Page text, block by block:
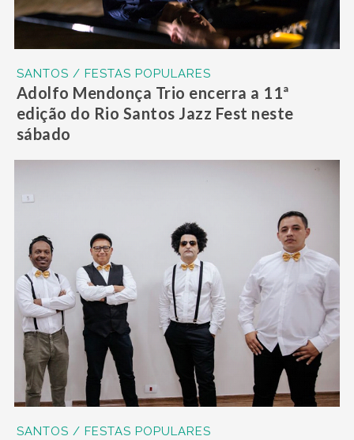
SANTOS / FESTAS POPULARES
Adolfo Mendonça Trio encerra a 11ª
edição do Rio Santos Jazz Fest neste
sábado
SANTOS / FESTAS POPULARES